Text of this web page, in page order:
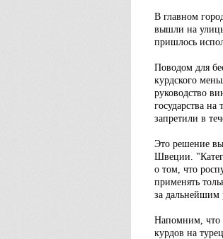
В главном
вышли на
пришлось
Поводом для
курдского
руководство
государства
запретили в
Это решение
Швеции.
о том, что
применять
за дальнейшим
Напомним, что
курдов на